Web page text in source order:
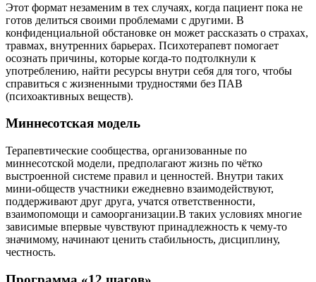
Этот формат незаменим в тех случаях, когда пациент пока не
готов делиться своими проблемами с другими. В
конфиденциальной обстановке он может рассказать о страхах,
травмах, внутренних барьерах. Психотерапевт помогает
осознать причины, которые когда-то подтолкнули к
употреблению, найти ресурсы внутри себя для того, чтобы
справиться с жизненными трудностями без ПАВ
(психоактивных веществ).
Миннесотская модель
Терапевтические сообщества, организованные по
миннесотской модели, предполагают жизнь по чётко
выстроенной системе правил и ценностей. Внутри таких
мини-обществ участники ежедневно взаимодействуют,
поддерживают друг друга, учатся ответственности,
взаимопомощи и самоорганизации.В таких условиях многие
зависимые впервые чувствуют принадлежность к чему-то
значимому, начинают ценить стабильность, дисциплину,
честность.